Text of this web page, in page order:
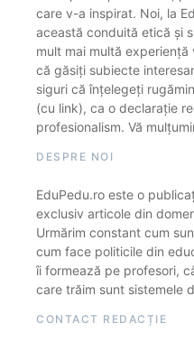
care v-a inspirat. Noi, la
această conduită etică și
mult mai multă
că găsiți subiecte
siguri că înțelegeți
(cu link), ca o declarație
profesionalism. Vă
DESPRE NOI
EduPedu.ro este o
exclusiv articole din
Urmărim constant cum
cum face politicile din
îi formează pe profesori,
care trăim sunt sistemele
CONTACT REDACȚIE